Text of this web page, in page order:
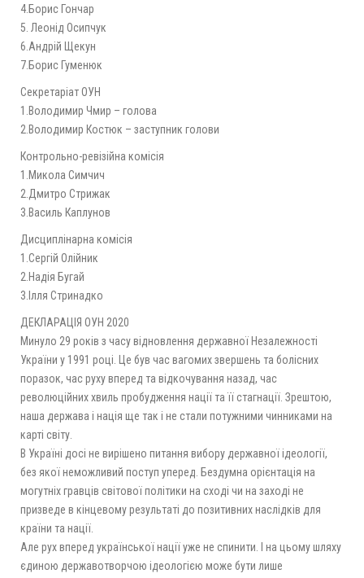
4.Борис Гончар
5. Леонід Осипчук
6.Андрій Щекун
7.Борис Гуменюк
Секретаріат ОУН
1.Володимир Чмир – голова
2.Володимир Костюк – заступник голови
Контрольно-ревізійна комісія
1.Микола Симчич
2.Дмитро Стрижак
3.Василь Каплунов
Дисциплінарна комісія
1.Сергій Олійник
2.Надія Бугай
3.Ілля Стринадко
ДЕКЛАРАЦІЯ ОУН 2020
Минуло 29 років з часу відновлення державної Незалежності
України у 1991 році. Це був час вагомих звершень та болісних
поразок, час руху вперед та відкочування назад, час
революційних хвиль пробудження нації та її стагнації. Зрештою,
наша держава і нація ще так і не стали потужними чинниками на
карті світу.
В Україні досі не вирішено питання вибору державної ідеології,
без якої неможливий поступ уперед. Бездумна орієнтація на
могутніх гравців світової політики на сході чи на заході не
призведе в кінцевому результаті до позитивних наслідків для
країни та нації.
Але рух вперед української нації уже не спинити. І на цьому шляху
єдиною державотворчою ідеологією може бути лише